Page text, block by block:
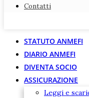
Contatti
Contatti
STATUTO ANMEFI
DIARIO ANMEFI
DIVENTA SOCIO
ASSICURAZIONE
Leggi e